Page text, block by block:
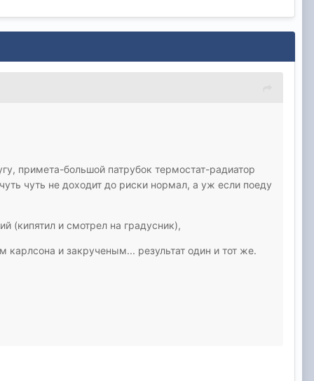
примета-большой патрубок термостат-радиатор
чуть не доходит до риски нормал, а уж если поеду
(кипятил и смотрел на градусник),
и закрученым... результат один и тот же.